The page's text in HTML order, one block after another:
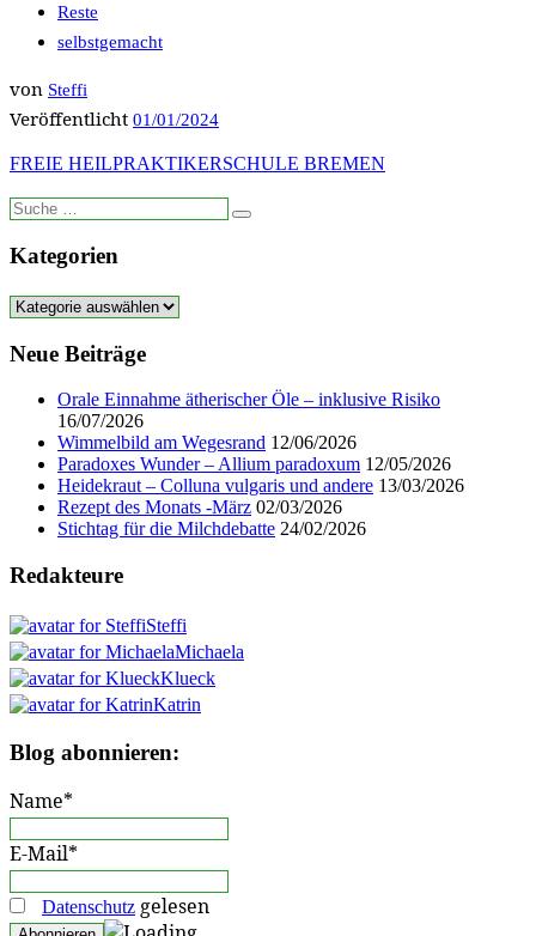
Reste
selbstgemacht
von Steffi
Veröffentlicht 01/01/2024
FREIE HEILPRAKTIKERSCHULE BREMEN
Suche
Suche
Kategorien
Kategorien
Neue Beiträge
Orale Einnahme ätherischer Öle – inklusive Risiko
16/07/2026
Wimmelbild am Wegesrand 12/06/2026
Paradoxes Wunder – Allium paradoxum 12/05/2026
Heidekraut – Colluna vulgaris und andere 13/03/2026
Rezept des Monats -März 02/03/2026
Stichtag für die Milchdebatte 24/02/2026
Redakteure
Steffi
Michaela
Klueck
Katrin
Blog abonnieren:
Name*
E-Mail*
Datenschutz gelesen